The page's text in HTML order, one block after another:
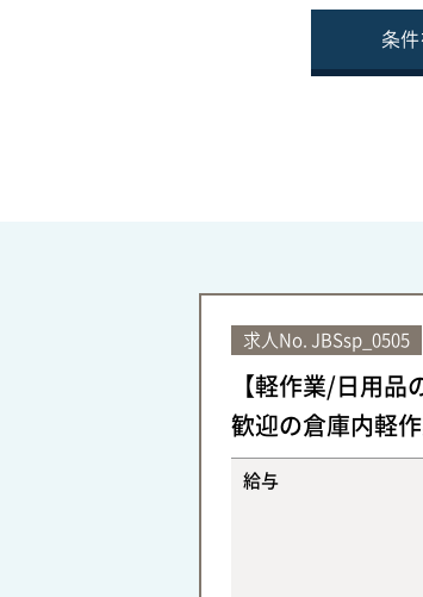
条
求人No. JBSsp_0505
【軽作業/日用品
歓迎の倉庫内軽
給与